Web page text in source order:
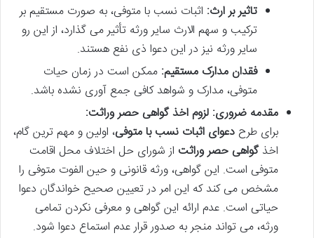
تاثیر بر ارث: اثبات نسب با متوفی، به صورت مستقیم بر
ترکیب و سهم الارث سایر ورثه تأثیر می گذارد، از این رو
سایر ورثه نیز در این دعوا ذی نفع هستند.
فقدان مدارک مستقیم: ممکن است در زمان حیات
متوفی، مدارک و شواهد کافی جمع آوری نشده باشد.
مقدمه ضروری: لزوم اخذ گواهی حصر وراثت:
برای طرحدعوای اثبات نسب با متوفی، اولین و مهم ترین گام،
اخذگواهی حصر وراثت از شورای حل اختلاف محل اقامت
متوفی است. این گواهی، ورثه قانونی و حین الفوت متوفی را
مشخص می کند که این امر در تعیین صحیح خواندگان دعوا
حیاتی است. عدم ارائه این گواهی و معرفی نکردن تمامی
ورثه، می تواند منجر به صدور قرار عدم استماع دعوا شود.